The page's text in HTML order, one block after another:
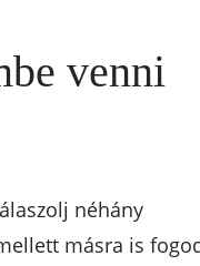
venni
néhány
másra is